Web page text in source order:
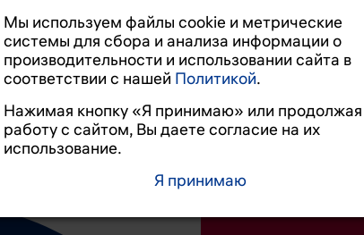
решать
Мы используем файлы cookie и метрические
системы для сбора и анализа информации о
производительности и использовании сайта в
соответствии с нашей Политикой.
Нажимая кнопку «Я принимаю» или продолжая
работу с сайтом, Вы даете согласие на их
использование.
Я принимаю